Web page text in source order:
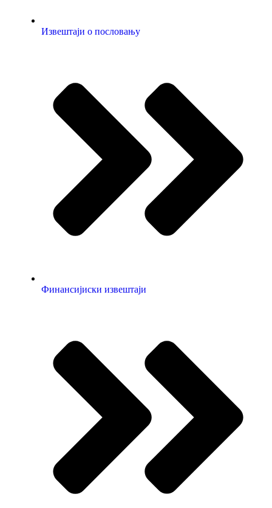
Извештаји о пословању
Финансијиски извештаји